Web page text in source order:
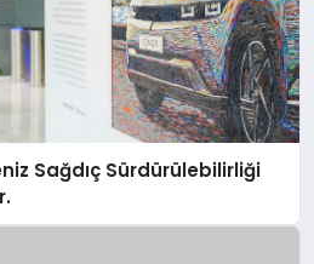
Sağdıç Sürdürülebilirliği